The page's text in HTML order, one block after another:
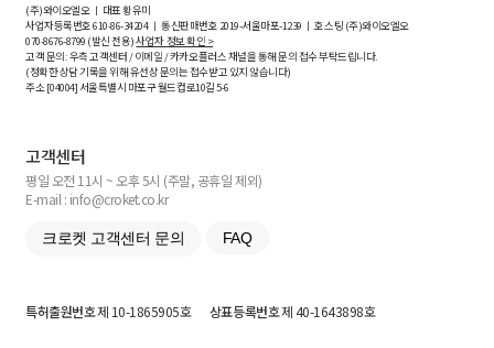
(주)와이오엘오 ㅣ 대표 황유미
사업자등록번호610-86-34204ㅣ 통신판매번호 2019-서울마포-1239 ㅣ 호스팅 (주)와이오엘오
070-8676-8799 (발신 전용)사업자 정보 확인 >
고객 문의: 우측 고객센터 / 이메일 / 카카오플러스 채널을 통해 문의 접수 부탁드립니다.
(정확한 상담 기록을 위해 유선상 문의는 접수받고 있지 않습니다)
주소 [04004] 서울특별시 마포구 월드컵로10길5-6
고객센터
평일 오전 11시 ~ 오후 5시 (주말, 공휴일 제외)
E-mail : info@croket.co.kr
크로켓 고객센터 문의 FAQ
특허출원번호제 10-1865905호 상표등록번호제 40-1643898호